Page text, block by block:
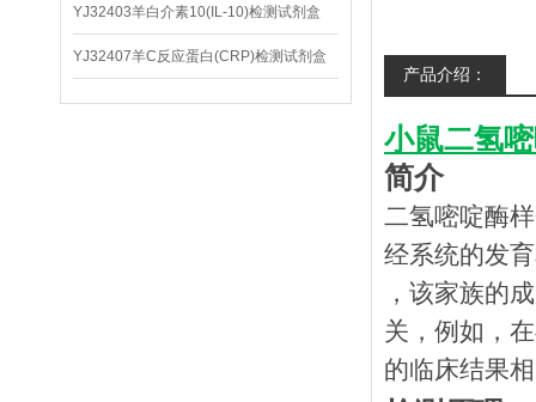
盒
YJ32403羊白介素10(IL-10)检测试剂盒
YJ32407羊C反应蛋白(CRP)检测试剂盒
产品介绍：
小鼠二氢
简介
二氢嘧啶酶
经系统的发
，该家族的
关，例如，
的临床结果